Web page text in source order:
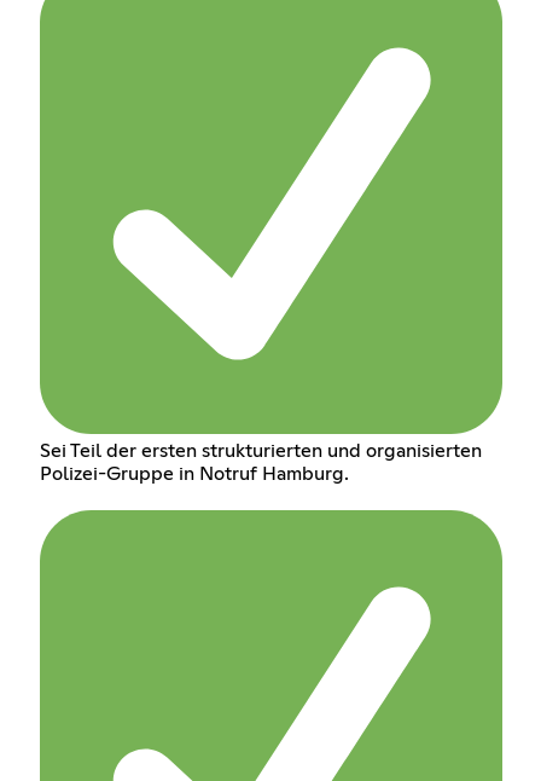
Sei Teil der ersten strukturierten und organisierten
Polizei-Gruppe in Notruf Hamburg.